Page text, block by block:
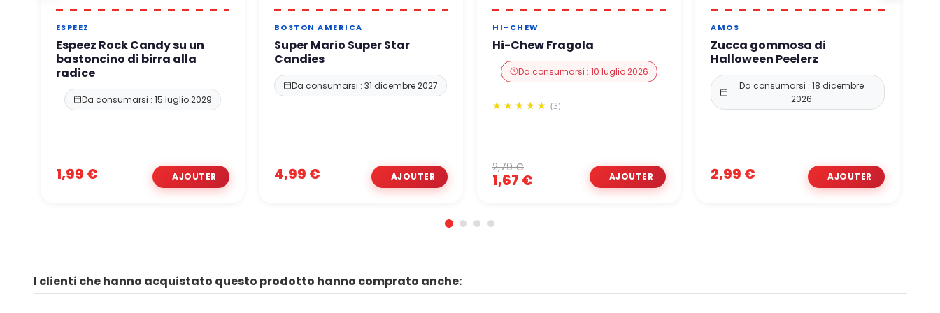
ESPEEZ
Espeez Rock Candy su un
bastoncino di birra alla
radice
Da consumarsi : 15 luglio 2029
1,99 €
BOSTON AMERICA
Super Mario Super Star
Candies
Da consumarsi : 31 dicembre 2027
4,99 €
HI-CHEW
Hi-Chew Fragola
Da consumarsi : 10 luglio 2026
(3)
1,67 €
2,79 €
AMOS
Zucca gommosa di
Halloween Peelerz
Da consumarsi : 18 dicembre
2026
2,99 €
I clienti che hanno acquistato questo prodotto hanno comprato anche: